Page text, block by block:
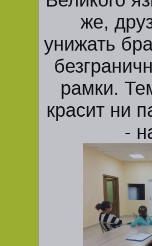
же,
унижать
рамки.
красит ни
-